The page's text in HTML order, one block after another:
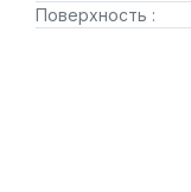
Поверхность :